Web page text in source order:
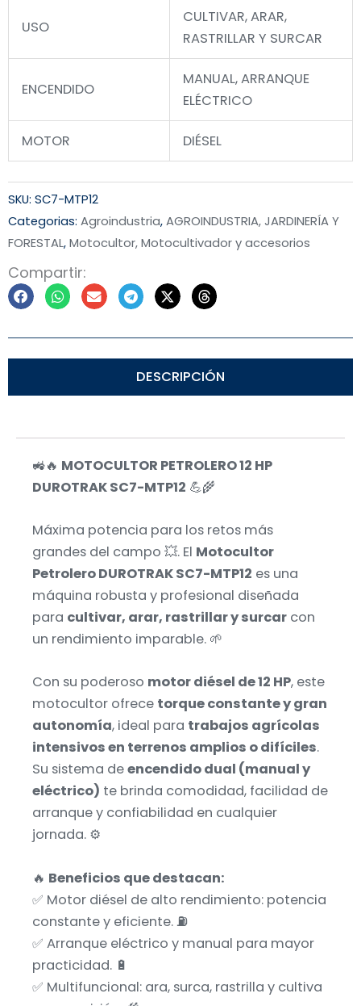
USO
CULTIVAR, ARAR,
RASTRILLAR Y SURCAR
ENCENDIDO
MANUAL, ARRANQUE
ELÉCTRICO
MOTOR DIÉSEL
SKU: SC7-MTP12
Categorias: Agroindustria,AGROINDUSTRIA, JARDINERÍA Y
FORESTAL,Motocultor, Motocultivador y accesorios
Compartir:
DESCRIPCIÓN
🚜🔥 MOTOCULTOR PETROLERO 12 HP
DUROTRAK SC7-MTP12 💪🌾
Máxima potencia para los retos más
grandes del campo 💥. El Motocultor
Petrolero DUROTRAK SC7-MTP12 es una
máquina robusta y profesional diseñada
para cultivar, arar, rastrillar y surcar con
un rendimiento imparable. 🌱
Con su poderoso motor diésel de 12 HP, este
motocultor ofrece torque constante y gran
autonomía, ideal para trabajos agrícolas
intensivos en terrenos amplios o difíciles.
Su sistema deencendido dual (manual y
eléctrico) te brinda comodidad, facilidad de
arranque y confiabilidad en cualquier
jornada. ⚙️
🔥 Beneficios que destacan:
✅ Motor diésel de alto rendimiento: potencia
constante y eficiente. ⛽
✅ Arranque eléctrico y manual para mayor
practicidad. 🔋
✅ Multifuncional: ara, surca, rastrilla y cultiva